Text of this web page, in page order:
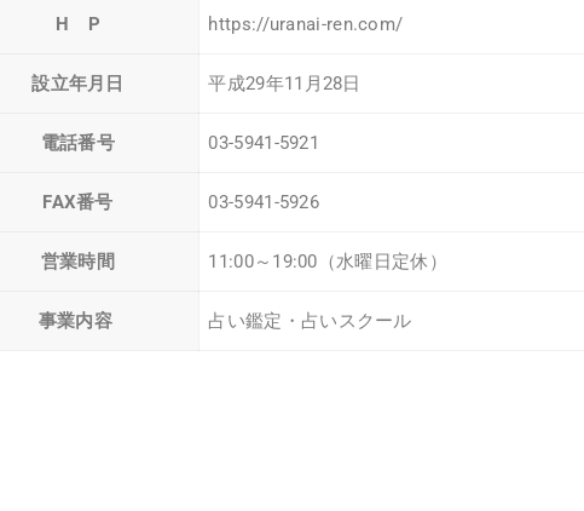
H P https://uranai-ren.com/
設立年月日 平成29年11月28日
電話番号 03-5941-5921
FAX番号 03-5941-5926
営業時間 11:00～19:00（水曜日定休）
事業内容 占い鑑定・占いスクール